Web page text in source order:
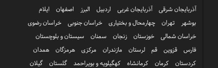
آذربایجان شرقی آذربایجان غربی اردبیل البرز اصفهان
ایلام
بوشهر
تهران چهارمحال و بختیاری خراسان جنوبی
خراسان رضوی
خراسان شمالی
خوزستان زنجان سمنان
سیستان و بلوچستان
فارس
قزوین قم لرستان مازندران مرکزی هرمزگان
همدان
کردستان
کرمان کرمانشاه کهگیلویه و بویراحمد گلستان گیلان